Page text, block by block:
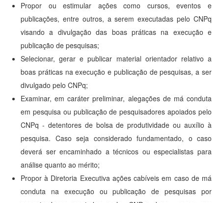
Propor ou estimular ações como cursos, eventos e
publicações, entre outros, a serem executadas pelo CNPq
visando a divulgação das boas práticas na execução e
publicação de pesquisas;
Selecionar, gerar e publicar material orientador relativo a
boas práticas na execução e publicação de pesquisas, a ser
divulgado pelo CNPq;
Examinar, em caráter preliminar, alegações de má conduta
em pesquisa ou publicação de pesquisadores apoiados pelo
CNPq - detentores de bolsa de produtividade ou auxílio à
pesquisa. Caso seja considerado fundamentado, o caso
deverá ser encaminhado a técnicos ou especialistas para
análise quanto ao mérito;
Propor à Diretoria Executiva ações cabíveis em caso de má
conduta na execução ou publicação de pesquisas por